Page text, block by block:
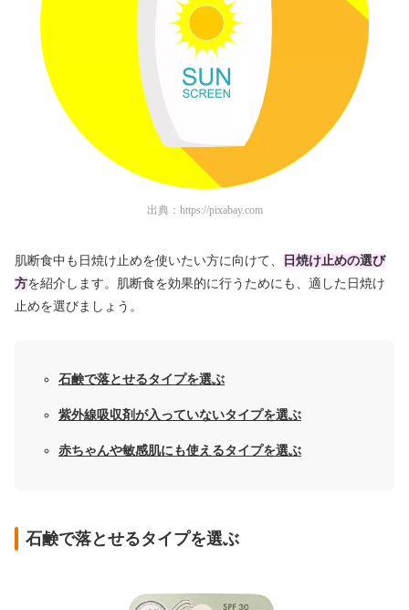
出典： https://pixabay.com
肌断食中も日焼け止めを使いたい方に向けて、
日焼け止めの選び
方を紹介します。肌断食を効果的に行うためにも、適した日焼け
止めを選びましょう。
石鹸で落とせるタイプを選ぶ
紫外線吸収剤が入っていないタイプを選ぶ
赤ちゃんや敏感肌にも使えるタイプを選ぶ
石鹸で落とせるタイプを選ぶ